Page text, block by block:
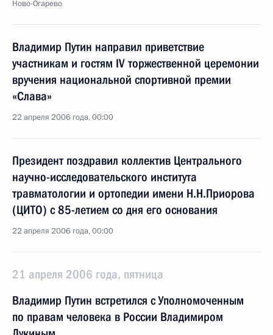
Ново-Огарево
Владимир Путин направил приветствие
участникам и гостям IV торжественной церемонии
вручения национальной спортивной премии
«Слава»
22 апреля 2006 года, 00:00
Президент поздравил коллектив Центрального
научно-исследовательского института
травматологии и ортопедии имени Н.Н.Приорова
(ЦИТО) с 85-летием со дня его основания
22 апреля 2006 года, 00:00
21 апреля 2006 года, пятница
Владимир Путин встретился с Уполномоченным
по правам человека в России Владимиром